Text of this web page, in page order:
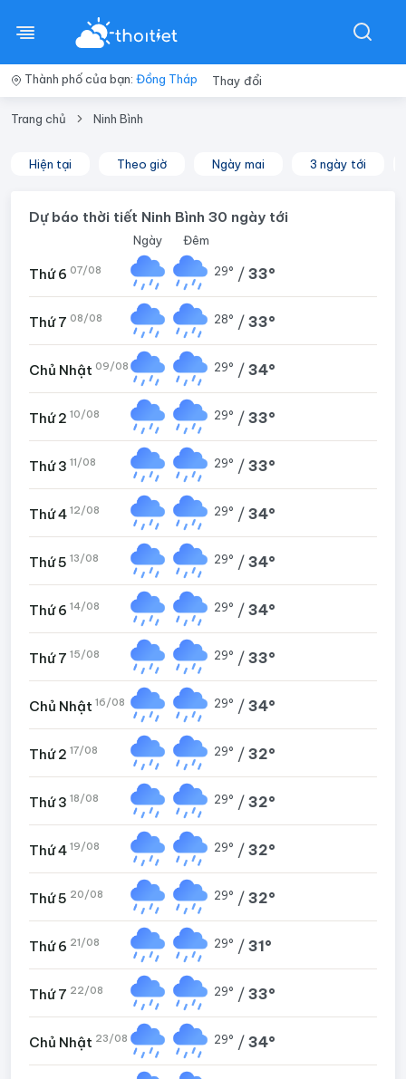
Thành phố của bạn: Đồng Tháp Thay đổi
Trang chủ Ninh Bình
Hiện tại Theo giờ Ngày mai 3 ngày tới
Dự báo thời tiết Ninh Bình 30 ngày tới
Ngày Đêm
Thứ 6 07/08 29° / 33°
Thứ 7 08/08 28° / 33°
Chủ Nhật 09/08 29° / 34°
Thứ 2 10/08 29° / 33°
Thứ 3 11/08 29° / 33°
Thứ 4 12/08 29° / 34°
Thứ 5 13/08 29° / 34°
Thứ 6 14/08 29° / 34°
Thứ 7 15/08 29° / 33°
Chủ Nhật 16/08 29° / 34°
Thứ 2 17/08 29° / 32°
Thứ 3 18/08 29° / 32°
Thứ 4 19/08 29° / 32°
Thứ 5 20/08 29° / 32°
Thứ 6 21/08 29° / 31°
Thứ 7 22/08 29° / 33°
Chủ Nhật 23/08 29° / 34°